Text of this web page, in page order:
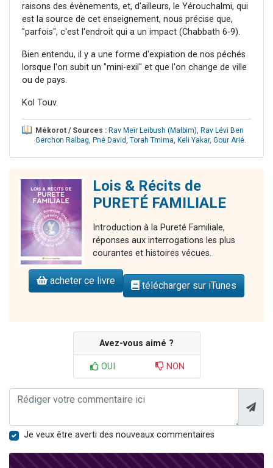
raisons des évènements, et, d'ailleurs, le Yérouchalmi, qui
est la source de cet enseignement, nous précise que,
"parfois", c'est l'endroit qui a un impact (Chabbath 6-9).
Bien entendu, il y a une forme d'expiation de nos péchés
lorsque l'on subit un "mini-exil" et que l'on change de ville
ou de pays.
Kol Touv.
Mékorot / Sources : Rav Meïr Leibush (Malbim), Rav Lévi Ben
Gerchon Ralbag, Pné David, Torah Tmima, Keli Yakar, Gour Arié.
Lois & Récits de
PURETÉ FAMILIALE
Introduction à la Pureté Familiale,
réponses aux interrogations les plus
courantes et histoires vécues.
acheter ce livre télécharger sur iTunes
Avez-vous aimé ?
OUI NON
Je veux être averti des nouveaux commentaires